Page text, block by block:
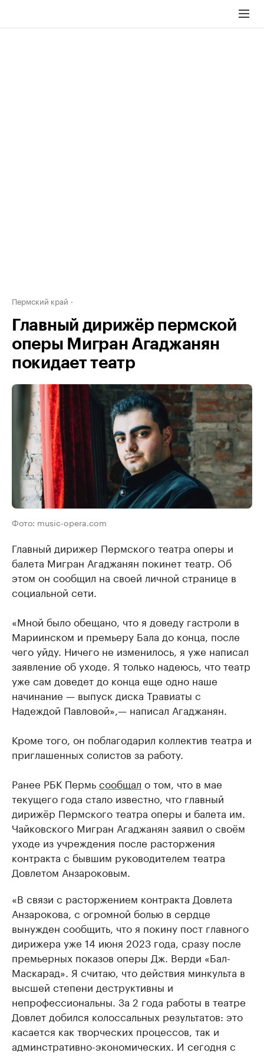
Пермский край
Главный дирижёр пермской
оперы Мигран Агаджанян
покидает театр
Фото: music-opera.com
Главный дирижер Пермского театра оперы и
балета Мигран Агаджанян покинет театр. Об
этом он сообщил на своей личной странице в
социальной сети.
«Мной было обещано, что я доведу гастроли в
Мариинском и премьеру Бала до конца, после
чего уйду. Ничего не изменилось, я уже написал
заявление об уходе. Я только надеюсь, что театр
уже сам доведет до конца еще одно наше
начинание — выпуск диска Травиаты с
Надеждой Павловой»,— написал Агаджанян.
Кроме того, он поблагодарил коллектив театра и
приглашенных солистов за работу.
Ранее РБК Пермьсообщал о том, что в мае
текущего года стало известно, что главный
дирижёр Пермского театра оперы и балета им.
Чайковского Мигран Агаджанян заявил о своём
уходе из учреждения после расторжения
контракта с бывшим руководителем театра
Довлетом Анзароковым.
«В связи с расторжением контракта Довлета
Анзарокова, с огромной болью в сердце
вынужден сообщить, что я покину пост главного
дирижера уже 14 июня 2023 года, сразу после
премьерных показов оперы Дж. Верди «Бал-
Маскарад». Я считаю, что действия минкульта в
высшей степени деструктивны и
непрофессиональны. За 2 года работы в театре
Довлет добился колоссальных результатов: это
касается как творческих процессов, так и
админстративно-экономических. И сегодня с